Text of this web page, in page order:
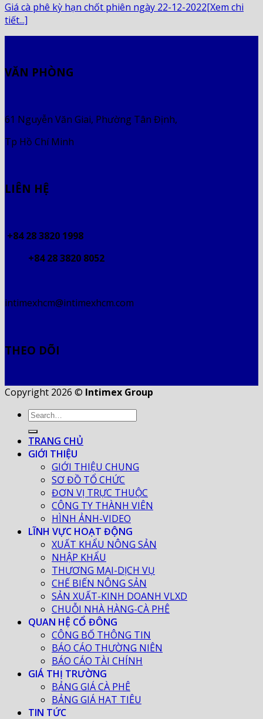
Giá cà phê kỳ hạn chốt phiên ngày 22-12-2022[Xem chi
tiết...]
VĂN PHÒNG
61 Nguyễn Văn Giai, Phường Tân Định,
Tp Hồ Chí Minh
LIÊN HỆ
+84 28 3820 1998
+84 28 3820 8052
intimexhcm@intimexhcm.com
THEO DÕI
Copyright 2026 © Intimex Group
TRANG CHỦ
GIỚI THIỆU
GIỚI THIỆU CHUNG
SƠ ĐỒ TỔ CHỨC
ĐƠN VỊ TRỰC THUỘC
CÔNG TY THÀNH VIÊN
HÌNH ẢNH-VIDEO
LĨNH VỰC HOẠT ĐỘNG
XUẤT KHẨU NÔNG SẢN
NHẬP KHẨU
THƯƠNG MẠI-DỊCH VỤ
CHẾ BIẾN NÔNG SẢN
SẢN XUẤT-KINH DOANH VLXD
CHUỖI NHÀ HÀNG-CÀ PHÊ
QUAN HỆ CỔ ĐÔNG
CÔNG BỐ THÔNG TIN
BÁO CÁO THƯỜNG NIÊN
BÁO CÁO TÀI CHÍNH
GIÁ THỊ TRƯỜNG
BẢNG GIÁ CÀ PHÊ
BẢNG GIÁ HẠT TIÊU
TIN TỨC